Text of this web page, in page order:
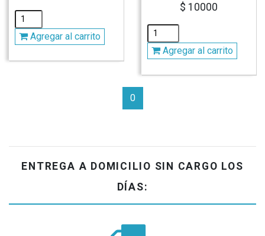
Agregar al carrito
$ 10000
Agregar al carrito
0
ENTREGA A DOMICILIO SIN CARGO LOS
DÍAS: